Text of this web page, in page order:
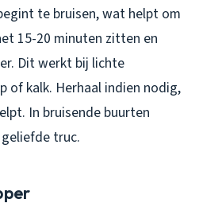
te bruisen, wat helpt om
15-20 minuten zitten en
Dit werkt bij lichte
of kalk. Herhaal indien nodig,
In bruisende buurten
truc.